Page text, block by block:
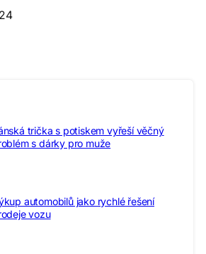
trička s potiskem vyřeší věčný
s dárky pro muže
automobilů jako rychlé řešení
vozu